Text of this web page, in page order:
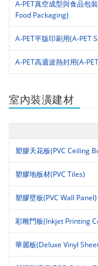
A-PET真空成型與食品包
Food Packaging)
A-PET平版印刷用(A-PET
A-PET高週波熱封用(A-
室內裝潢建材
塑膠天花板(PVC Ceiling
塑膠地板材(PVC Tiles)
塑膠壁板(PVC Wall Panel)
彩雕門板(Inkjet Printing
華麗板(Deluxe Vinyl